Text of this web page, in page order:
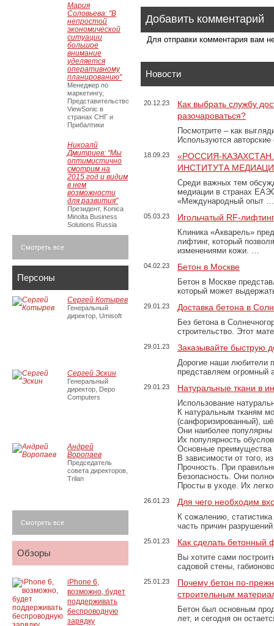
Добавить комментарий
Для отправки комментария вам
Новости
20.12.23
Как выбрать службу
разочароваться?
Посмотрите – как
Используются
18.09.23
«РОССИЯ-
ИНСТИТУТА
Среди важных тем
медиации в странах
«Международный опыт …
05.03.23 Игольчатый RF-
Клиника «Акварель»
лифтинг, который
изменениями кожи. …
04.02.23 Бетон в Москве
Бетон в Москве
который может
29.01.23 Доставка бетона в
Без бетона в
строительство. Этот
29.01.23 Заказывайте быструю
Дорогие наши любители
представляем огромный
29.01.23 Натуральные ткани в
Использование
К натуральным тканям
(санфоризированный),
Они наиболее популярны
Их популярность
Основные преимущества
В зависимости от того,
Прочность. При
Безопасность. Они
Просты в уходе. Их
26.01.23 Для чего необходим
К сожалению,
часть причин
25.01.23 Как сделать бетонный
Вы хотите сами
садовой стены,
25.01.23
Почему бетон по-
строительным
Бетон был основным
лет, и сегодня он
Мария
Соловьева: "В
непростой
экономической
ситуации
большое
внимание
уделяется
оперативному
планированию"
Менеджер по
маркетингу,
Представительство
ViewSonic в
странах СНГ и
Прибалтики
Никоалй
Дмитриев: "Мы
оптимистично
смотрим на
2015 год и видим
в нем
возможности
для развития"
Президент, Konica
Minolta Business
Solutions Russia
Смотреть все
Персоны
Сергей Котырев
Генеральный
директор, Umisoft
Сергей Эскин
Генеральный
директор, Depo
Computers
Андрей
Воропаев
Председатель
совета директоров,
Trilan
Смотреть все
Обзоры
iPhone 6,
возможно, будет
поддерживать
беспроводную
зарядку